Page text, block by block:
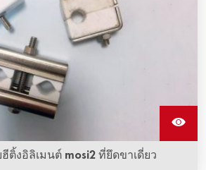
ติ้งอิลิเมนต์ mosi2 ที่ยึดขาเดี่ยว